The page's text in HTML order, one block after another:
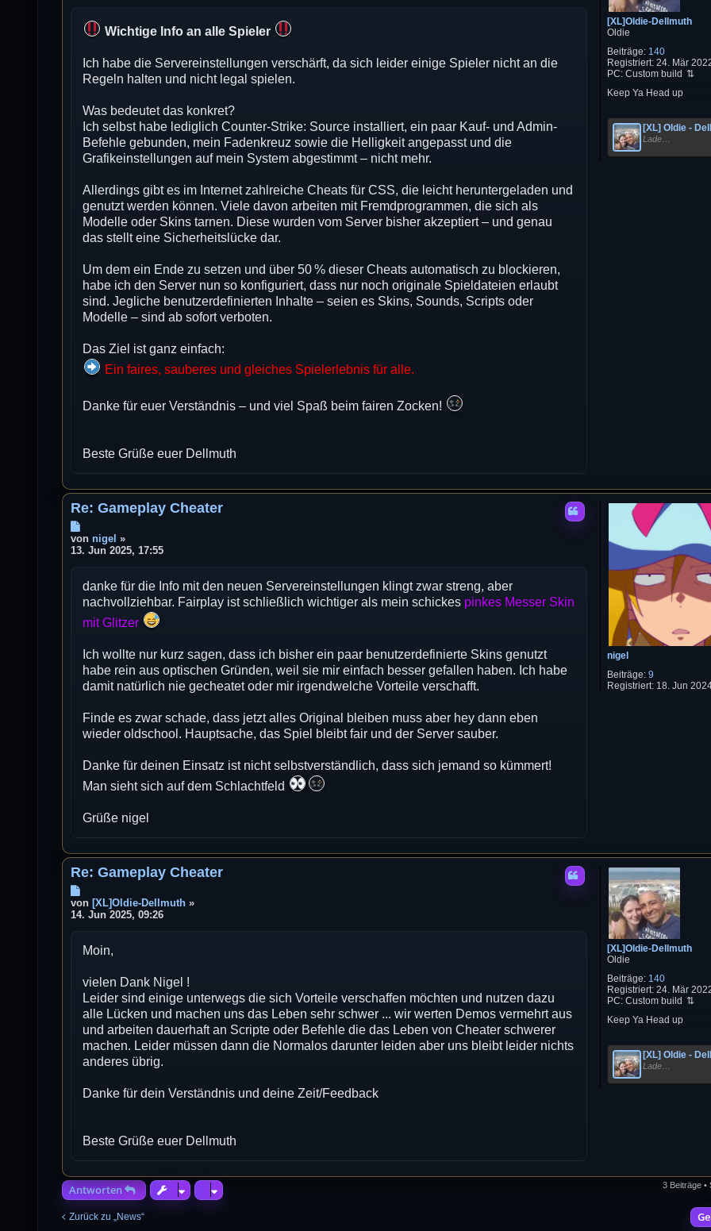
[XL]Oldie-Dellmuth
Oldie
Beiträge: 140
Registriert: 24. Mär
PC: Custom build
Keep Ya Head up
[XL] Oldie -
Lade…
a
g
Wichtige Info an alle Spieler
Ich habe die Servereinstellungen verschärft, da sich leider einige Spieler nicht an die
Regeln halten und nicht legal spielen.
Was bedeutet das konkret?
Ich selbst habe lediglich Counter-Strike: Source installiert, ein paar Kauf- und Admin-
Befehle gebunden, mein Fadenkreuz sowie die Helligkeit angepasst und die
Grafikeinstellungen auf mein System abgestimmt – nicht mehr.
Allerdings gibt es im Internet zahlreiche Cheats für CSS, die leicht heruntergeladen und
genutzt werden können. Viele davon arbeiten mit Fremdprogrammen, die sich als
Modelle oder Skins tarnen. Diese wurden vom Server bisher akzeptiert – und genau
das stellt eine Sicherheitslücke dar.
Um dem ein Ende zu setzen und über 50 % dieser Cheats automatisch zu blockieren,
habe ich den Server nun so konfiguriert, dass nur noch originale Spieldateien erlaubt
sind. Jegliche benutzerdefinierten Inhalte – seien es Skins, Sounds, Scripts oder
Modelle – sind ab sofort verboten.
Das Ziel ist ganz einfach:
Ein faires, sauberes und gleiches Spielerlebnis für alle.
Danke für euer Verständnis – und viel Spaß beim fairen Zocken!
Beste Grüße euer Dellmuth
nigel
Beiträge: 9
Registriert: 18. Jun
Re: Gameplay Cheater
e
i
a
g
vonnigel »
13. Jun 2025, 17:55
danke für die Info mit den neuen Servereinstellungen klingt zwar streng, aber
nachvollziehbar. Fairplay ist schließlich wichtiger als mein schickes pinkes Messer Skin
mit Glitzer
Ich wollte nur kurz sagen, dass ich bisher ein paar benutzerdefinierte Skins genutzt
habe rein aus optischen Gründen, weil sie mir einfach besser gefallen haben. Ich habe
damit natürlich nie gecheatet oder mir irgendwelche Vorteile verschafft.
Finde es zwar schade, dass jetzt alles Original bleiben muss aber hey dann eben
wieder oldschool. Hauptsache, das Spiel bleibt fair und der Server sauber.
Danke für deinen Einsatz ist nicht selbstverständlich, dass sich jemand so kümmert!
Man sieht sich auf dem Schlachtfeld
Grüße nigel
[XL]Oldie-Dellmuth
Oldie
Beiträge: 140
Registriert: 24. Mär
PC: Custom build
Keep Ya Head up
[XL] Oldie -
Lade…
Re: Gameplay Cheater
e
i
a
von [XL]Oldie-Dellmuth »
14. Jun 2025, 09:26
Moin,
vielen Dank Nigel !
Leider sind einige unterwegs die sich Vorteile verschaffen möchten und nutzen dazu
alle Lücken und machen uns das Leben sehr schwer ... wir werten Demos vermehrt aus
und arbeiten dauerhaft an Scripte oder Befehle die das Leben von Cheater schwerer
machen. Leider müssen dann die Normalos darunter leiden aber uns bleibt leider nichts
anderes übrig.
Danke für dein Verständnis und deine Zeit/Feedback
Beste Grüße euer Dellmuth
Antworten 3 Beiträge •
Zurück zu „News“